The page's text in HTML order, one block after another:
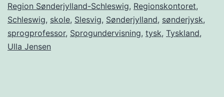
Region Sønderjylland-Schleswig, Regionskontoret,
Schleswig, skole, Slesvig, Sønderjylland, sønderjysk,
sprogprofessor, Sprogundervisning, tysk, Tyskland,
Ulla Jensen